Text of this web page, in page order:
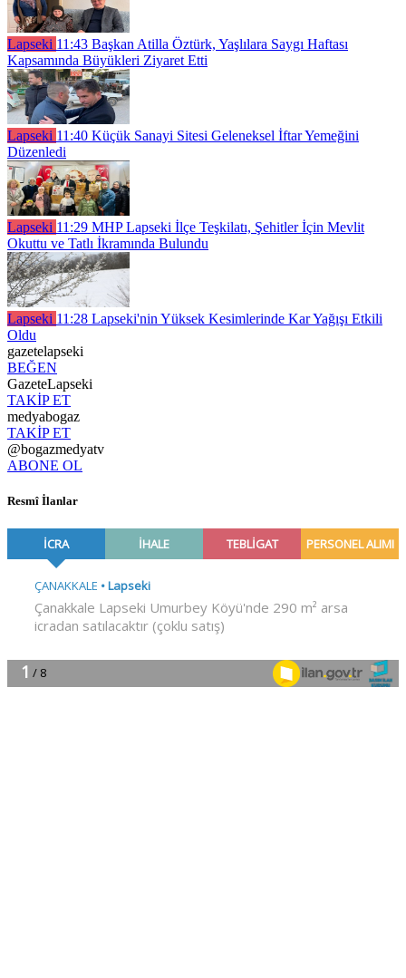
Lapseki 11:43 Başkan Atilla Öztürk, Yaşlılara Saygı Haftası
Kapsamında Büyükleri Ziyaret Etti
Lapseki 11:40 Küçük Sanayi Sitesi Geleneksel İftar Yemeğini
Düzenledi
Lapseki 11:29 MHP Lapseki İlçe Teşkilatı, Şehitler İçin Mevlit
Okuttu ve Tatlı İkramında Bulundu
Lapseki 11:28 Lapseki'nin Yüksek Kesimlerinde Kar Yağışı Etkili
Oldu
gazetelapseki
BEĞEN
GazeteLapseki
TAKİP ET
medyabogaz
TAKİP ET
@bogazmedyatv
ABONE OL
Resmî İlanlar